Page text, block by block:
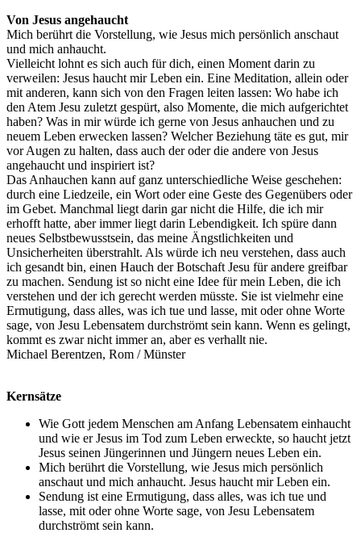
Von Jesus angehaucht
Mich berührt die Vorstellung, wie Jesus mich persönlich anschaut
und mich anhaucht.
Vielleicht lohnt es sich auch für dich, einen Moment darin zu
verweilen: Jesus haucht mir Leben ein. Eine Meditation, allein oder
mit anderen, kann sich von den Fragen leiten lassen: Wo habe ich
den Atem Jesu zuletzt gespürt, also Momente, die mich aufgerichtet
haben? Was in mir würde ich gerne von Jesus anhauchen und zu
neuem Leben erwecken lassen? Welcher Beziehung täte es gut, mir
vor Augen zu halten, dass auch der oder die andere von Jesus
angehaucht und inspiriert ist?
Das Anhauchen kann auf ganz unterschiedliche Weise geschehen:
durch eine Liedzeile, ein Wort oder eine Geste des Gegenübers oder
im Gebet. Manchmal liegt darin gar nicht die Hilfe, die ich mir
erhofft hatte, aber immer liegt darin Lebendigkeit. Ich spüre dann
neues Selbstbewusstsein, das meine Ängstlichkeiten und
Unsicherheiten überstrahlt. Als würde ich neu verstehen, dass auch
ich gesandt bin, einen Hauch der Botschaft Jesu für andere greifbar
zu machen. Sendung ist so nicht eine Idee für mein Leben, die ich
verstehen und der ich gerecht werden müsste. Sie ist vielmehr eine
Ermutigung, dass alles, was ich tue und lasse, mit oder ohne Worte
sage, von Jesu Lebensatem durchströmt sein kann. Wenn es gelingt,
kommt es zwar nicht immer an, aber es verhallt nie.
Michael Berentzen, Rom / Münster
Kernsätze
Wie Gott jedem Menschen am Anfang Lebensatem einhaucht
und wie er Jesus im Tod zum Leben erweckte, so haucht jetzt
Jesus seinen Jüngerinnen und Jüngern neues Leben ein.
Mich berührt die Vorstellung, wie Jesus mich persönlich
anschaut und mich anhaucht. Jesus haucht mir Leben ein.
Sendung ist eine Ermutigung, dass alles, was ich tue und
lasse, mit oder ohne Worte sage, von Jesu Lebensatem
durchströmt sein kann.